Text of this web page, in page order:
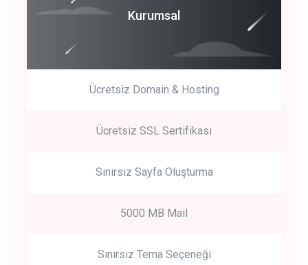
Get Started
Start by trying our service for 30 days free trial no credit card
Kurumsal
Ücretsiz Domain & Hosting
Ücretsiz SSL Sertifikası
Sınırsız Sayfa Oluşturma
5000 MB Mail
Sınırsız Tema Seçeneği
Coroprate